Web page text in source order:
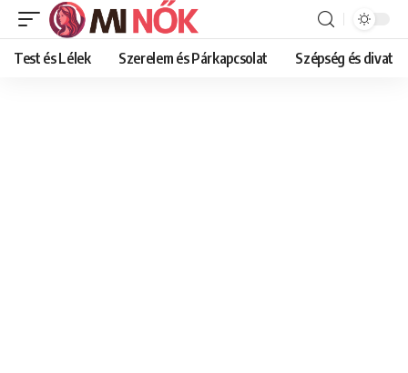
Test és Lélek Szerelem és Párkapcsolat Szépség és divat